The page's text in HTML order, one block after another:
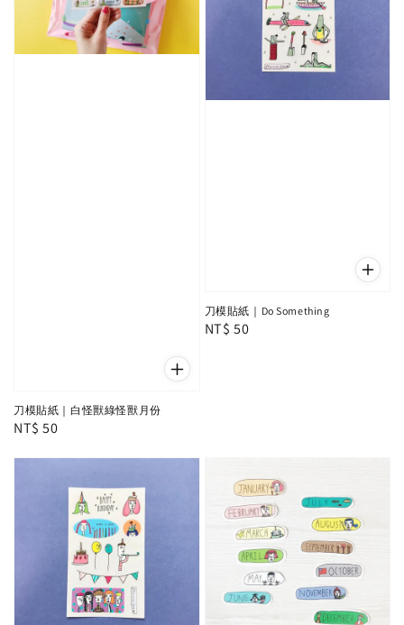
刀模貼紙｜白怪獸綠怪獸月份
Regular
NT$ 50
刀模貼紙｜Do Something
Regular
NT$ 50